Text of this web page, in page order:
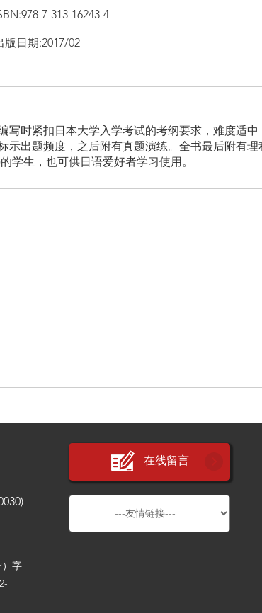
7-313-16243-4
版日期:2017/02
写时紧扣日本大学入学考试的考纲要求，难度适
示出题频度，之后附有真题演练。全书最后附有
学生，也可供日语爱好者学习使用。
）字
在线留言